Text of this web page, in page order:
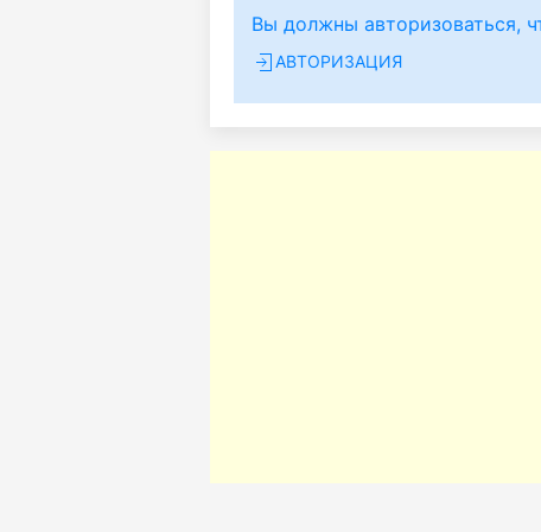
Вы должны авторизоваться,
АВТОРИЗАЦИЯ